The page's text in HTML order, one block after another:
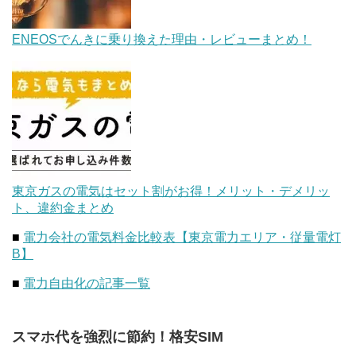
ENEOSでんきに乗り換えた理由・レビューまとめ！
東京ガスの電気はセット割がお得！メリット・デメリッ
ト、違約金まとめ
■ 電力会社の電気料金比較表【東京電力エリア・従量電灯
B】
■ 電力自由化の記事一覧
スマホ代を強烈に節約！格安SIM